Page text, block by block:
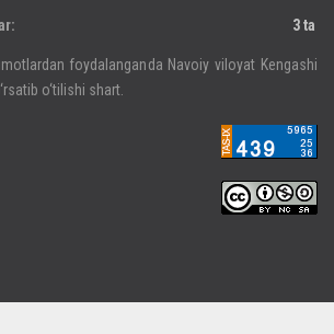
3 ta
foydalanganda Navoiy viloyat Kengashi
o‘tilishi shart.